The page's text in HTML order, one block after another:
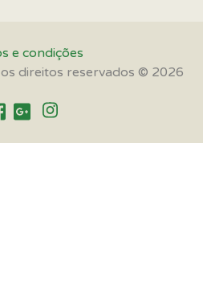
e condições
direitos reservados © 2026